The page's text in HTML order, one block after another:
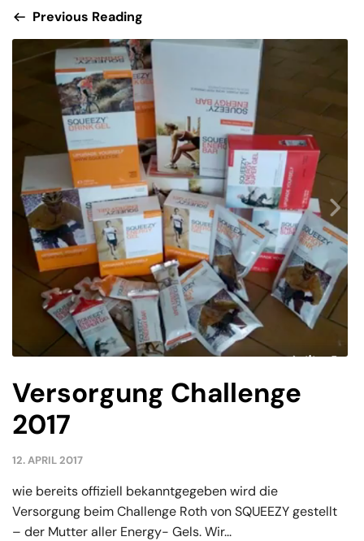
Previous Reading
Versorgung Challenge
2017
12. APRIL 2017
wie bereits offiziell bekanntgegeben wird die
Versorgung beim Challenge Roth von SQUEEZY gestellt
– der Mutter aller Energy- Gels. Wir...